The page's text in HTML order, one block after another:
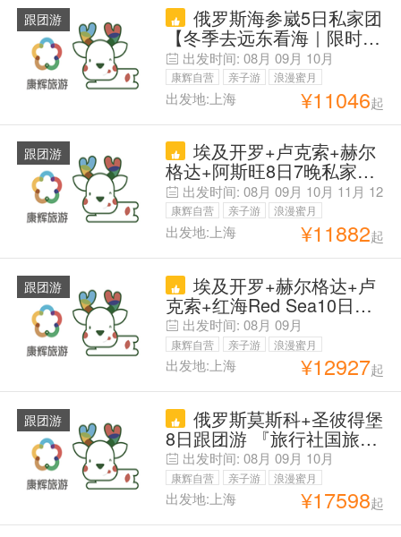
无忧】更多精彩 尽在客服
定制
跟团游 俄罗斯海参崴5日私家团
【冬季去远东看海｜限时免
代办电子签手续费】-海参
崴12+个经典景区 度假式游
览- 带老人/孩子不二之选
【1单1团 SVIP专享用车｜
中文司导 沟通无忧】更多
精彩 尽在客服定制
出发时间: 08月 09月 10月
康辉自营 亲子游
浪漫蜜月
父母安心游
出发地:上海 ¥11046起
跟团游 埃及开罗+卢克索+赫尔
格达+阿斯旺8日7晚私家团
【一单一团·专业中文导游
讲解·赠送埃及落地签＆尼
罗河风帆船＆导游小费＆门
票费用·1段内飞】咨询客服
+升级大埃及博物馆+阿布
辛贝神庙＆五大神庙+国内
出发
出发时间: 08月 09月 10月 11月 12
月康辉自营 亲子游
浪漫蜜月
父母安心游
出发地:上海 ¥11882起
跟团游 埃及开罗+赫尔格达+卢
克索+红海Red Sea10日跟
团游 热卖产品·成都直飞-全
国多地可联运·含司导杂费·
全程酒店·卢克索升级国五
酒店.红海度假酒店+金字塔
尼罗河观景餐+亚历山大一
日游·打卡热门地标景点
出发时间: 08月 09月
康辉自营 亲子游
浪漫蜜月
父母安心游
出发地:上海 ¥12927起
跟团游 俄罗斯莫斯科+圣彼得堡
8日跟团游 『旅行社国旅』
4宫入内含讲解+冬宫快通
+金环小镇|境内高铁|酒店|
八菜团餐+俄式大餐
出发时间: 08月 09月 10月
康辉自营 亲子游
浪漫蜜月
父母安心游
出发地:上海 ¥17598起